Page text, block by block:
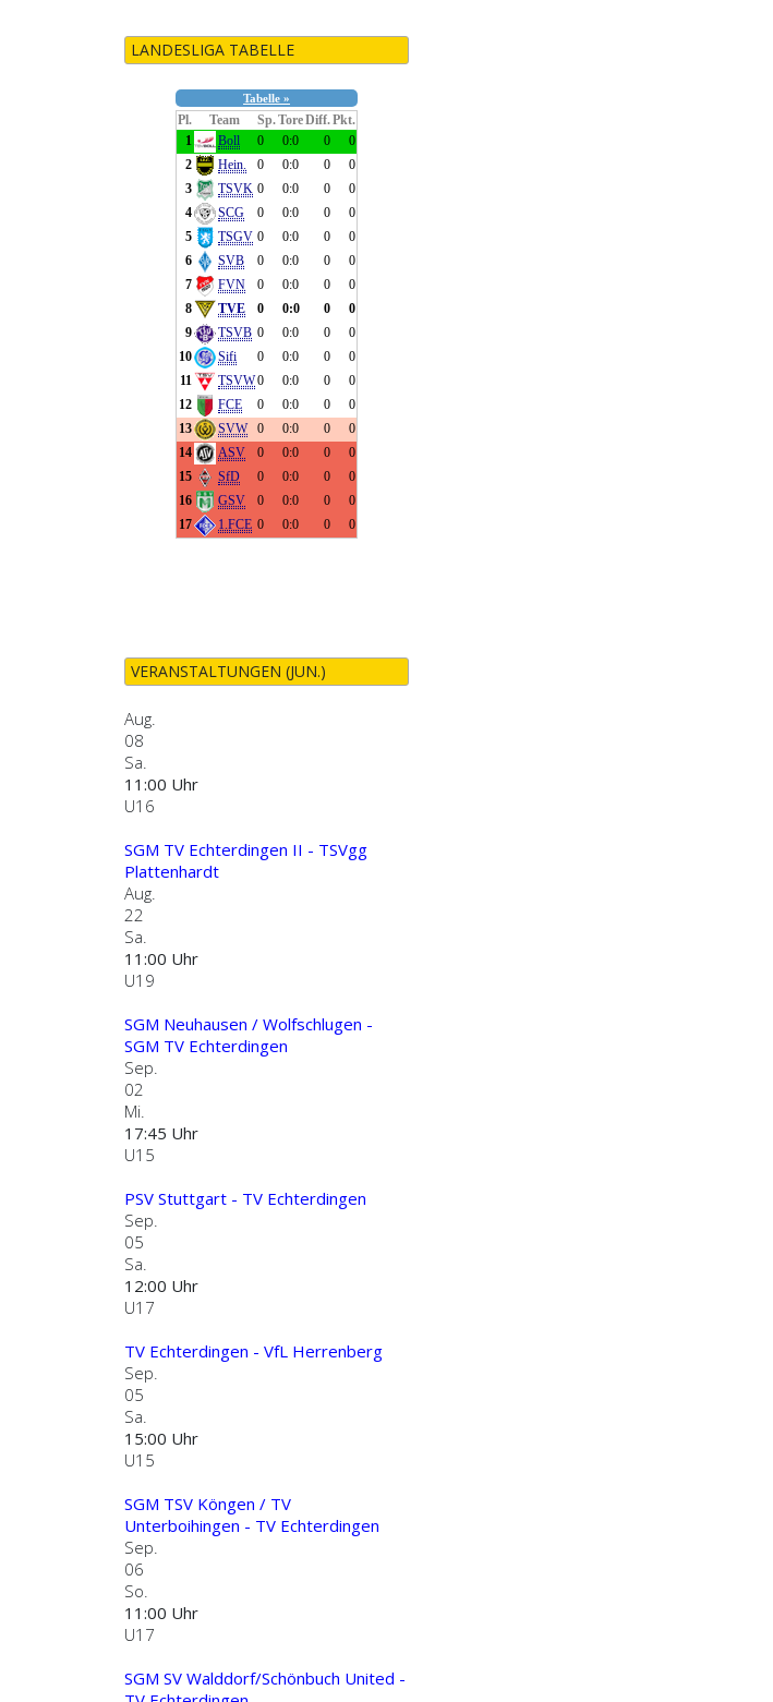
LANDESLIGA TABELLE
VERANSTALTUNGEN (JUN.)
Aug.
08
Sa.
11:00 Uhr
U16
SGM TV Echterdingen II - TSVgg
Plattenhardt
Aug.
22
Sa.
11:00 Uhr
U19
SGM Neuhausen / Wolfschlugen -
SGM TV Echterdingen
Sep.
02
Mi.
17:45 Uhr
U15
PSV Stuttgart - TV Echterdingen
Sep.
05
Sa.
12:00 Uhr
U17
TV Echterdingen - VfL Herrenberg
Sep.
05
Sa.
15:00 Uhr
U15
SGM TSV Köngen / TV
Unterboihingen - TV Echterdingen
Sep.
06
So.
11:00 Uhr
U17
SGM SV Walddorf/Schönbuch United -